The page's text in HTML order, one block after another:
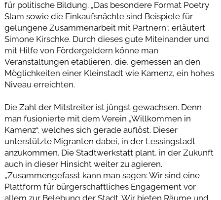
für politische Bildung. „Das besondere Format Poetry
Slam sowie die Einkaufsnächte sind Beispiele für
gelungene Zusammenarbeit mit Partnern“, erläutert
Simone Kirschke. Durch dieses gute Miteinander und
mit Hilfe von Fördergeldern könne man
Veranstaltungen etablieren, die, gemessen an den
Möglichkeiten einer Kleinstadt wie Kamenz, ein hohes
Niveau erreichten.
Die Zahl der Mitstreiter ist jüngst gewachsen. Denn
man fusionierte mit dem Verein „Willkommen in
Kamenz“, welches sich gerade auflöst. Dieser
unterstützte Migranten dabei, in der Lessingstadt
anzukommen. Die Stadtwerkstatt plant, in der Zukunft
auch in dieser Hinsicht weiter zu agieren.
„Zusammengefasst kann man sagen: Wir sind eine
Plattform für bürgerschaftliches Engagement vor